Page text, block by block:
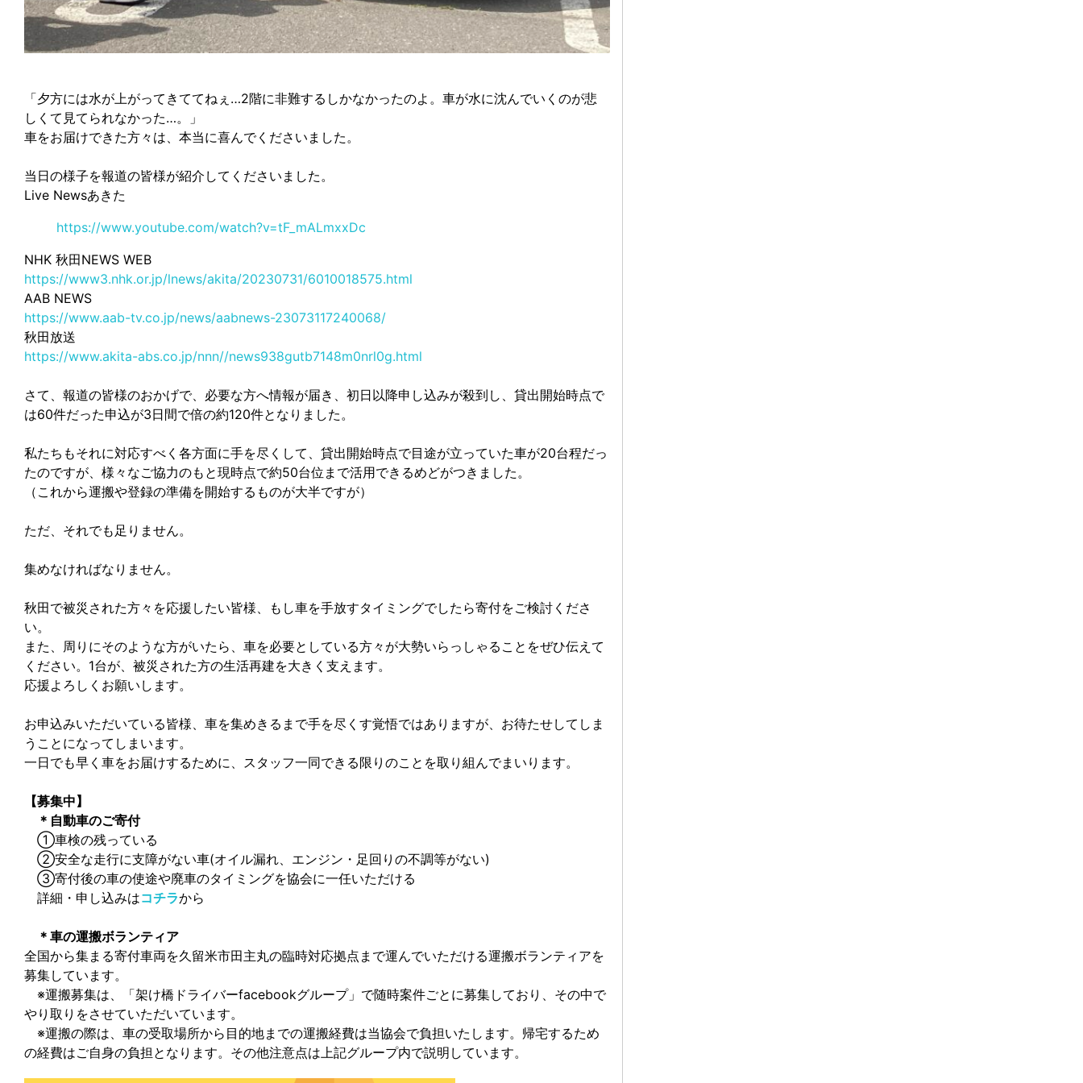
「夕方には水が上がってきててねぇ…2階に非難するしかなかったのよ。車が水に沈んでいくのが悲
しくて見てられなかった…。」
車をお届けできた方々は、本当に喜んでくださいました。
当日の様子を報道の皆様が紹介してくださいました。
Live Newsあきた
https://www.youtube.com/watch?v=tF_mALmxxDc
NHK 秋田NEWS WEB
https://www3.nhk.or.jp/lnews/akita/20230731/6010018575.html
AAB NEWS
https://www.aab-tv.co.jp/news/aabnews-23073117240068/
秋田放送
https://www.akita-abs.co.jp/nnn//news938gutb7148m0nrl0g.html
さて、報道の皆様のおかげで、必要な方へ情報が届き、初日以降申し込みが殺到し、貸出開始時点で
は60件だった申込が3日間で倍の約120件となりました。
私たちもそれに対応すべく各方面に手を尽くして、貸出開始時点で目途が立っていた車が20台程だっ
たのですが、様々なご協力のもと現時点で約50台位まで活用できるめどがつきました。
（これから運搬や登録の準備を開始するものが大半ですが）
ただ、それでも足りません。
集めなければなりません。
秋田で被災された方々を応援したい皆様、もし車を手放すタイミングでしたら寄付をご検討くださ
い。
また、周りにそのような方がいたら、車を必要としている方々が大勢いらっしゃることをぜひ伝えて
ください。1台が、被災された方の生活再建を大きく支えます。
応援よろしくお願いします。
お申込みいただいている皆様、車を集めきるまで手を尽くす覚悟ではありますが、お待たせしてしま
うことになってしまいます。
一日でも早く車をお届けするために、スタッフ一同できる限りのことを取り組んでまいります。
【募集中】
＊自動車のご寄付
①車検の残っている
②安全な走行に支障がない車(オイル漏れ、エンジン・足回りの不調等がない)
③寄付後の車の使途や廃車のタイミングを協会に一任いただける
詳細・申し込みはコチラから
＊車の運搬ボランティア
全国から集まる寄付車両を久留米市田主丸の臨時対応拠点まで運んでいただける運搬ボランティアを
募集しています。
※運搬募集は、「架け橋ドライバーfacebookグループ」で随時案件ごとに募集しており、その中で
やり取りをさせていただいています。
※運搬の際は、車の受取場所から目的地までの運搬経費は当協会で負担いたします。帰宅するため
の経費はご自身の負担となります。その他注意点は上記グループ内で説明しています。